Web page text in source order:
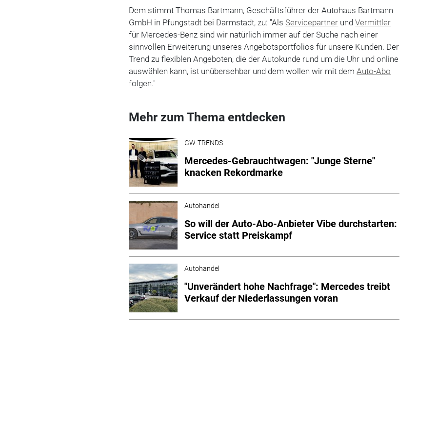
Dem stimmt Thomas Bartmann, Geschäftsführer der Autohaus Bartmann
GmbH in Pfungstadt bei Darmstadt, zu: "Als Servicepartner undVermittler
für Mercedes-Benz sind wir natürlich immer auf der Suche nach einer
sinnvollen Erweiterung unseres Angebotsportfolios für unsere Kunden. Der
Trend zu flexiblen Angeboten, die der Autokunde rund um die Uhr und online
auswählen kann, ist unübersehbar und dem wollen wir mit demAuto-Abo
folgen."
Mehr zum Thema entdecken
GW-TRENDS
Mercedes-Gebrauchtwagen: "Junge Sterne"
knacken Rekordmarke
Autohandel
So will der Auto-Abo-Anbieter Vibe durchstarten:
Service statt Preiskampf
Autohandel
"Unverändert hohe Nachfrage": Mercedes treibt
Verkauf der Niederlassungen voran